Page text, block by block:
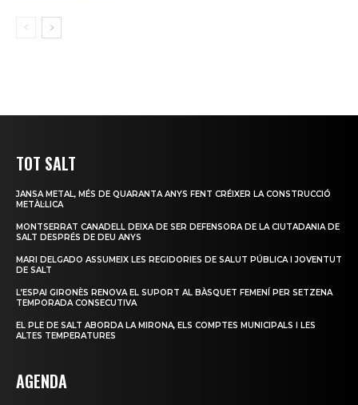
TOT SALT
JANSA METAL, MÉS DE QUARANTA ANYS FENT CRÉIXER LA CONSTRUCCIÓ
METÀL·LICA
MONTSERRAT CANADELL DEIXA DE SER DEFENSORA DE LA CIUTADANIA DE
SALT DESPRÉS DE DEU ANYS
MARI DELGADO ASSUMEIX LES REGIDORIES DE SALUT PÚBLICA I JOVENTUT
DE SALT
L’ESPAI GIRONÈS RENOVA EL SUPORT AL BÀSQUET FEMENÍ PER SETZENA
TEMPORADA CONSECUTIVA
EL PLE DE SALT ABORDA LA MIRONA, ELS COMPTES MUNICIPALS I LES
ALTES TEMPERATURES
AGENDA